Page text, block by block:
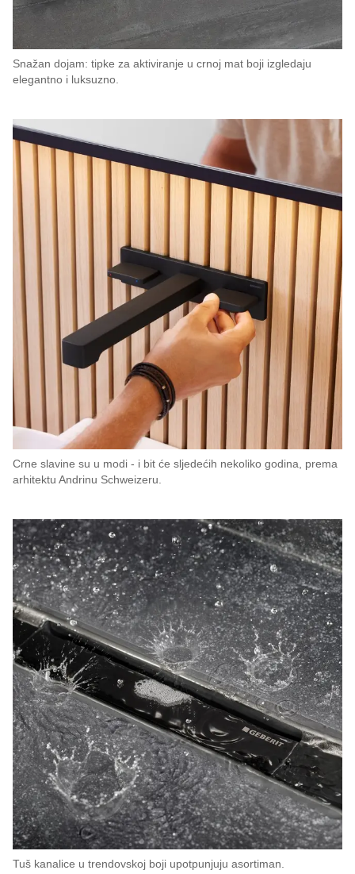
Snažan dojam: tipke za aktiviranje u crnoj mat boji izgledaju
elegantno i luksuzno.
Crne slavine su u modi - i bit će sljedećih nekoliko godina, prema
arhitektu Andrinu Schweizeru.
Tuš kanalice u trendovskoj boji upotpunjuju asortiman.